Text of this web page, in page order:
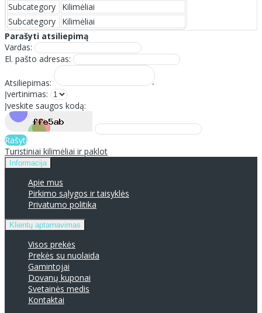
Subcategory
Kilimėliai
Subcategory
Kilimėliai
Parašyti atsiliepimą
Vardas:
El. pašto adresas:
Atsiliepimas:
Įvertinimas:
Įveskite saugos kodą:
Rašyti
Turistiniai kilimėliai ir paklot
Informacija
Apie mus
Pirkimo sąlygos ir taisyklės
Privatumo politika
Klientų aptarnavimas
Visos prekės
Prekės su nuolaida
Gamintojai
Dovanų kuponai
Svetainės medis
Kontaktai